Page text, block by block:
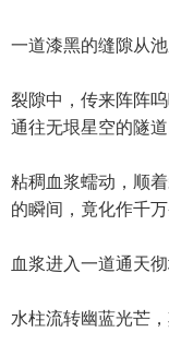
一道漆黑的缝隙从池
裂隙中，传来阵阵
通往无垠星空的隧道
粘稠血浆蠕动，顺
的瞬间，竟化作千
血浆进入一道通天
水柱流转幽蓝光芒